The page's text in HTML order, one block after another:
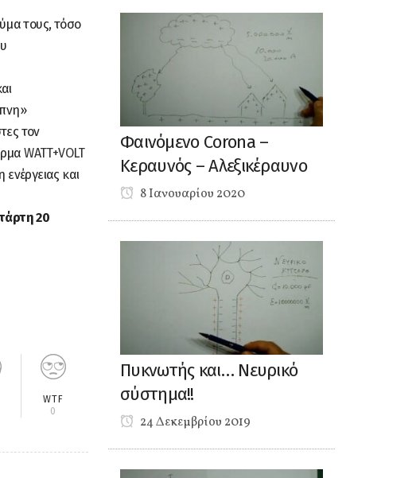
τους, τόσο
τον
WATT+VOLT
και
20
WTF
0
Φαινόμενο Corona –
Κεραυνός – Αλεξικέραυνο
8 Ιανουαρίου 2020
Πυκνωτής και… Νευρικό
σύστημα!!
24 Δεκεμβρίου 2019